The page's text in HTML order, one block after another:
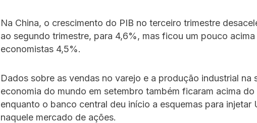
Na China, o crescimento do PIB no terceiro trimestre
ao segundo trimestre, para 4,6%, mas ficou um pouco
economistas 4,5%.
Dados sobre as vendas no varejo e a produção industrial na
economia do mundo em setembro também ficaram acima do
enquanto o banco central deu início a esquemas para injetar
naquele mercado de ações.